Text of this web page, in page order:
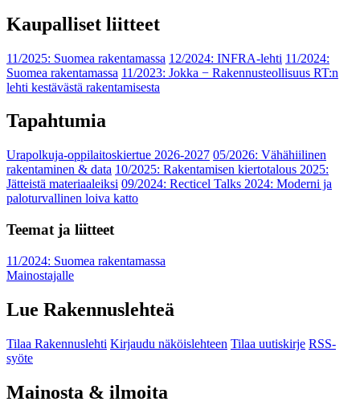
Kaupalliset liitteet
11/2025: Suomea rakentamassa 12/2024: INFRA-lehti 11/2024:
Suomea rakentamassa 11/2023: Jokka − Rakennusteollisuus RT:n
lehti kestävästä rakentamisesta
Tapahtumia
Urapolkuja-oppilaitoskiertue 2026-2027 05/2026: Vähähiilinen
rakentaminen & data 10/2025: Rakentamisen kiertotalous 2025:
Jätteistä materiaaleiksi 09/2024: Recticel Talks 2024: Moderni ja
paloturvallinen loiva katto
Teemat ja liitteet
11/2024: Suomea rakentamassa
Mainostajalle
Lue Rakennuslehteä
Tilaa Rakennuslehti Kirjaudu näköislehteen Tilaa uutiskirje RSS-
syöte
Mainosta & ilmoita